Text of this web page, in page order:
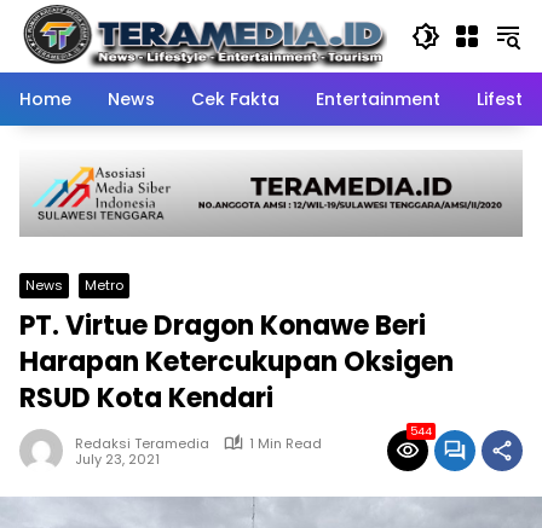
Skip
content
Home
News Cek Fakta Entertainment
News Metro
PT. Virtue Dragon Konawe Beri
Harapan Ketercukupan Oksigen
RSUD Kota Kendari
Redaksi Teramedia
1 Min Read
July 23, 2021
544